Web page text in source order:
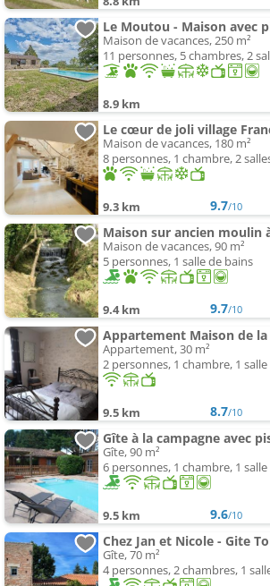
Le Moutou - Maison avec
Maison de vacances, 250 m²
11 personnes, 5 chambres, 2
8.9 km
Le cœur de joli village
Maison de vacances, 180 m²
8 personnes, 1 chambre, 2
9.3 km 9.7/10
Maison de vacances, 90 m²
5 personnes, 1 salle de bains
9.4 km 9.7/10
Appartement Maison de la
Appartement, 30 m²
2 personnes, 1 chambre, 1
9.5 km 8.7/10
Gîte à la campagne avec
Gîte, 90 m²
6 personnes, 1 chambre, 1
9.5 km 9.6/10
Chez Jan et Nicole - Gite
Gîte, 70 m²
4 personnes, 2 chambres, 1